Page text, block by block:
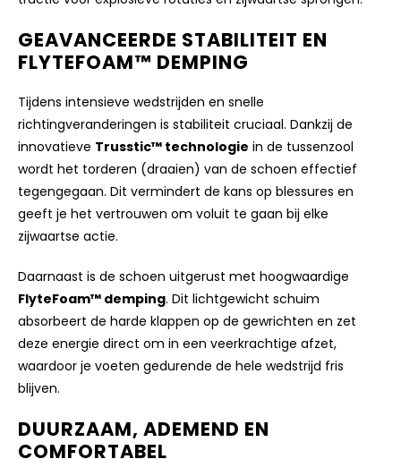
GEAVANCEERDE STABILITEIT EN
FLYTEFOAM™ DEMPING
Tijdens intensieve wedstrijden en snelle
richtingveranderingen is stabiliteit cruciaal. Dankzij de
innovatieve Trusstic™ technologie in de tussenzool
wordt het torderen (draaien) van de schoen effectief
tegengegaan. Dit vermindert de kans op blessures en
geeft je het vertrouwen om voluit te gaan bij elke
zijwaartse actie.
Daarnaast is de schoen uitgerust met hoogwaardige
FlyteFoam™ demping. Dit lichtgewicht schuim
absorbeert de harde klappen op de gewrichten en zet
deze energie direct om in een veerkrachtige afzet,
waardoor je voeten gedurende de hele wedstrijd fris
blijven.
DUURZAAM, ADEMEND EN
COMFORTABEL